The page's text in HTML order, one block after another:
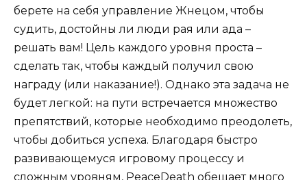
берете на себя управление Жнецом, чтобы
судить, достойны ли люди рая или ада –
решать вам! Цель каждого уровня проста –
сделать так, чтобы каждый получил свою
награду (или наказание!). Однако эта задача не
будет легкой: на пути встречается множество
препятствий, которые необходимо преодолеть,
чтобы добиться успеха. Благодаря быстро
развивающемуся игровому процессу и
сложным уровням, PeaceDeath обещает много